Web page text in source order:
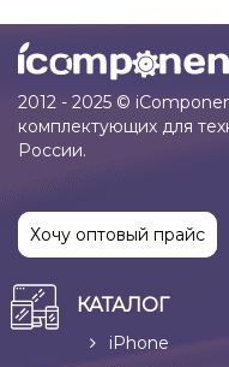
2012 - 2025 ©
комплектующих для
России.
Хочу оптовый прайс
КАТАЛОГ
iPhone